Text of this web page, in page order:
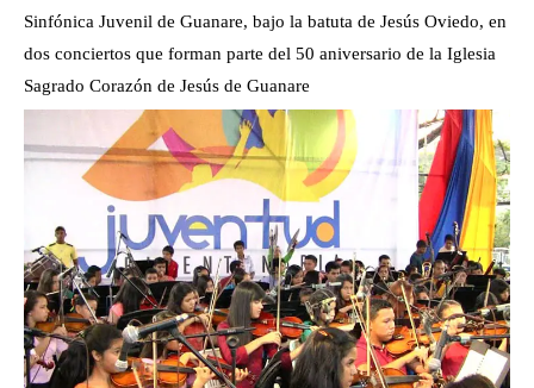
Sinfónica Juvenil de Guanare, bajo la batuta de Jesús Oviedo, en
dos conciertos que forman parte del 50 aniversario de la Iglesia
Sagrado Corazón de Jesús de Guanare